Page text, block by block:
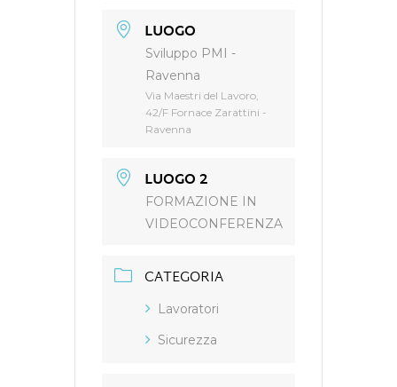
LUOGO
Sviluppo PMI -
Ravenna
Via Maestri del Lavoro,
42/F Fornace Zarattini -
Ravenna
LUOGO 2
FORMAZIONE IN
VIDEOCONFERENZA
CATEGORIA
Lavoratori
Sicurezza